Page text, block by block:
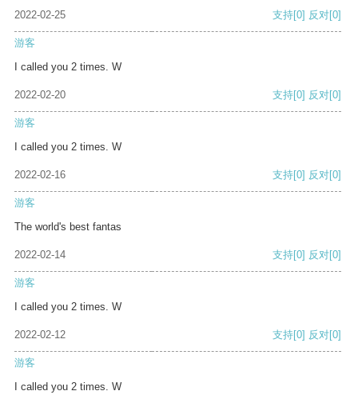
2022-02-25 支持[0] 反对[0]
游客
I called you 2 times. W
2022-02-20 支持[0] 反对[0]
游客
I called you 2 times. W
2022-02-16 支持[0] 反对[0]
游客
The world's best fantas
2022-02-14 支持[0] 反对[0]
游客
I called you 2 times. W
2022-02-12 支持[0] 反对[0]
游客
I called you 2 times. W